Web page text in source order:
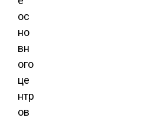
ос
но
вн
ого
це
нтр
ов